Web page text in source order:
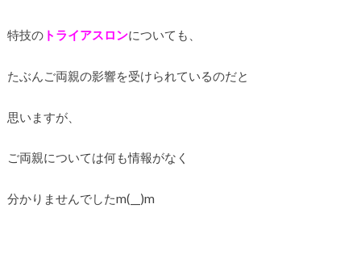
特技のトライアスロンについても、
たぶんご両親の影響を受けられているのだと
思いますが、
ご両親については何も情報がなく
分かりませんでしたm(__)m